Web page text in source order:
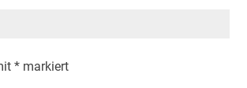
*markiert